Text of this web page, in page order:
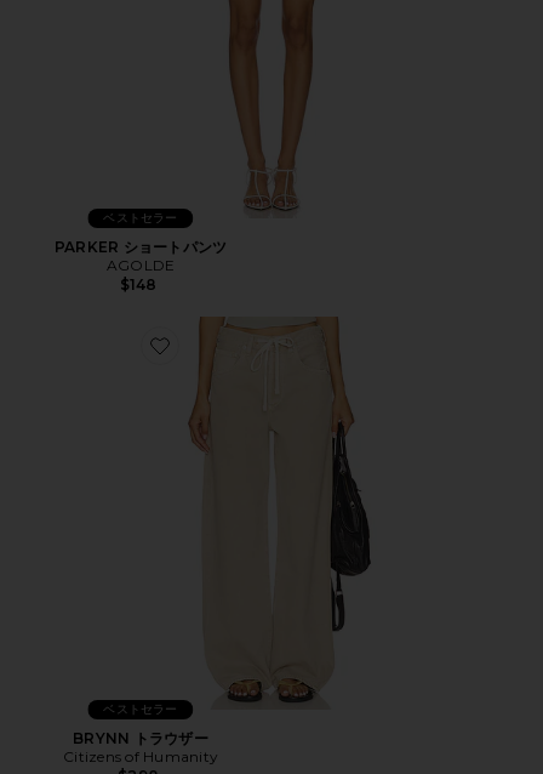
ベストセラー
PARKER ショートパンツ
AGOLDE
$148
Favorite BRYNN トラウザー
ベストセラー
BRYNN トラウザー
Citizens of Humanity